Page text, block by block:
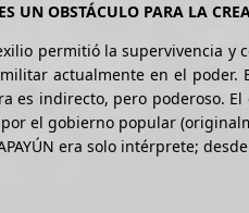
UN OBSTÁCULO PARA LA
permitió la supervivencia
actualmente en el
es indirecto, pero poderoso.
el gobierno popular
era solo intérprete;